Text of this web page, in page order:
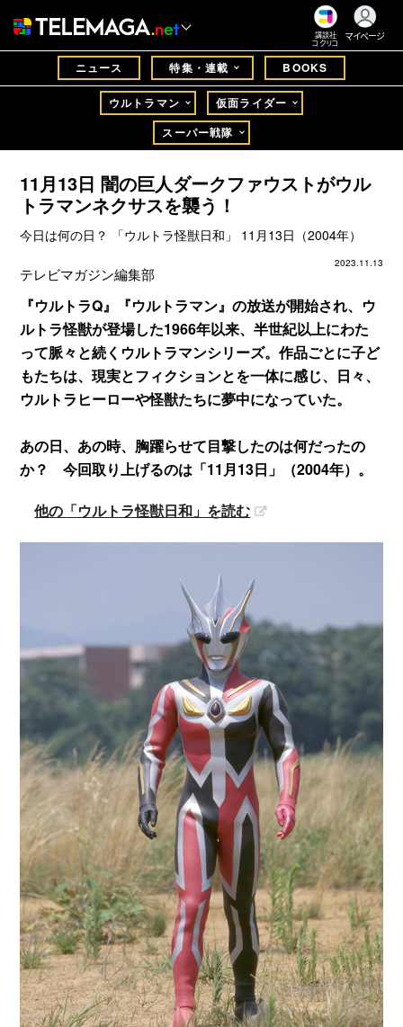
講談社
コクリコ
マイページ
ニュース 特集・連載 BOOKS
ウルトラマン
仮面ライダー
スーパー戦隊
11月13日 闇の巨人ダークファウストがウル
トラマンネクサスを襲う！
今日は何の日？ 「ウルトラ怪獣日和」 11月13日（2004年）
2023.11.13
テレビマガジン編集部
『ウルトラQ』『ウルトラマン』の放送が開始され、ウ
ルトラ怪獣が登場した1966年以来、半世紀以上にわた
って脈々と続くウルトラマンシリーズ。作品ごとに子ど
もたちは、現実とフィクションとを一体に感じ、日々、
ウルトラヒーローや怪獣たちに夢中になっていた。
あの日、あの時、胸躍らせて目撃したのは何だったの
か？ 今回取り上げるのは「11月13日」（2004年）。
他の「ウルトラ怪獣日和」を読む